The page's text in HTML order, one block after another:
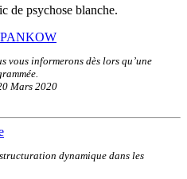
de psychose blanche.
PANKOW
vous informerons dès lors qu’une
Mars 2020
dynamique dans les